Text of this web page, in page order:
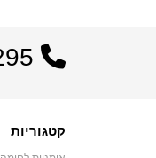
קטגוריות